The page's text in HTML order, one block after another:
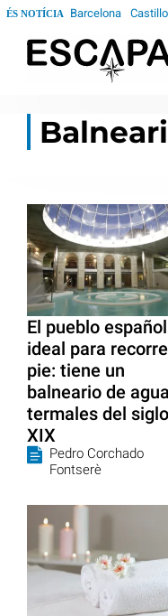
ÉS NOTÍCIA Barcelona
El pueblo español
ideal para
pie: tiene un
balneario de
termales del siglo
XIX
Pedro Corchado
Fontserè